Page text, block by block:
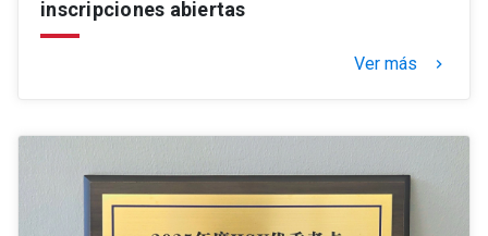
inscripciones abiertas
Ver más keyboard_arrow_right